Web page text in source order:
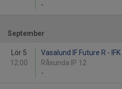
-
September
Lör 5
12:00
Vasalund IF Future R -
Råsunda IP 12
-